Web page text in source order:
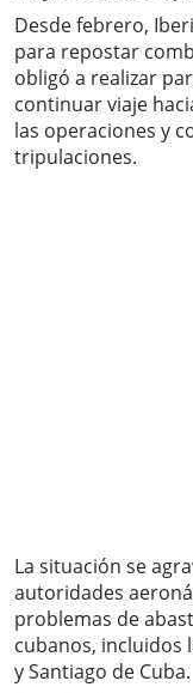
Desde febrero,
para repostar
obligó a realizar
continuar viaje
las operaciones y
tripulaciones.
La situación se
autoridades
problemas de
cubanos, incluidos
y Santiago de Cuba.